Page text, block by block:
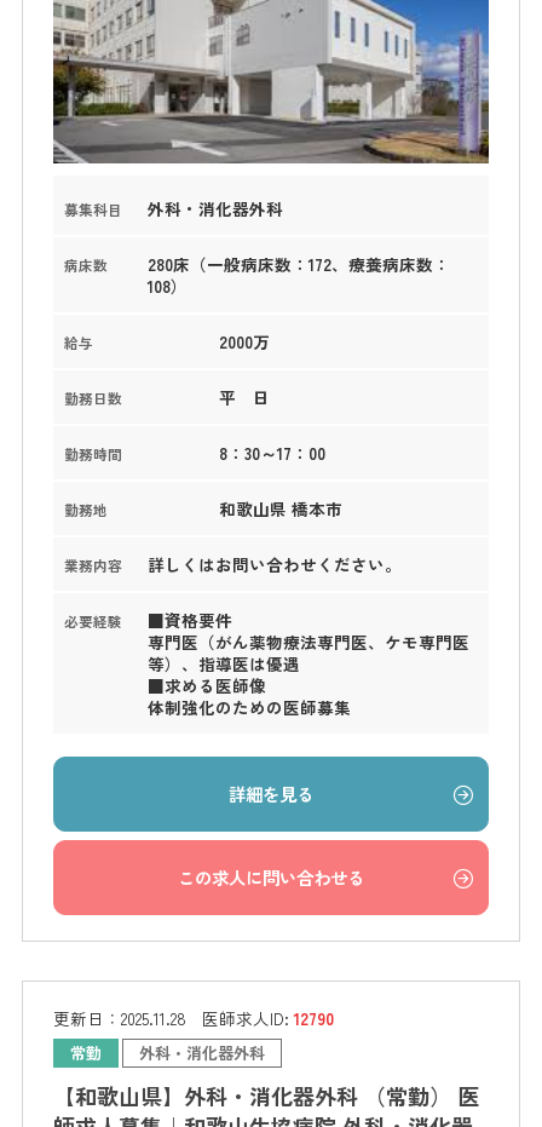
募集科目 外科・消化器外科
病床数
280床（一般病床数：172、療養病床数：
108）
給与 2000万
勤務日数 平 日
勤務時間 8：30～17：00
勤務地 和歌山県 橋本市
業務内容 詳しくはお問い合わせください。
必要経験
■資格要件
専門医（がん薬物療法専門医、ケモ専門医
等）、指導医は優遇
■求める医師像
体制強化のための医師募集
詳細を見る
この求人に問い合わせる
更新日： 2025.11.28 医師求人ID:12790
常勤 外科・消化器外科
【和歌山県】外科・消化器外科 （常勤） 医